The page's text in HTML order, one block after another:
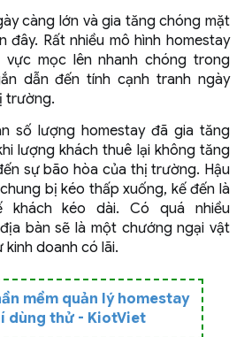
càng lớn và gia tăng chóng mặt
đây. Rất nhiều mô hình homestay
mọc lên nhanh chóng trong
dẫn đến tính cạnh tranh ngày
trường.
số lượng homestay đã gia tăng
lượng khách thuê lại không tăng
sự bão hòa của thị trường. Hậu
bị kéo thấp xuống, kế đến là
khách kéo dài. Có quá nhiều
bàn sẽ là một chướng ngại vật
doanh có lãi.
mềm quản lý homestay
dùng thử - KiotViet